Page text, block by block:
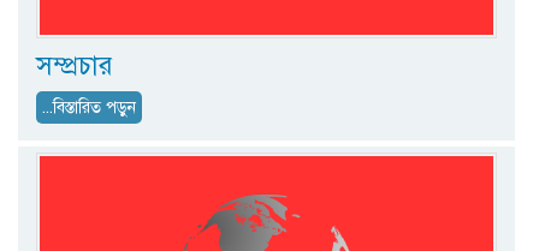
সম্প্রচার
...বিস্তারিত পড়ুন